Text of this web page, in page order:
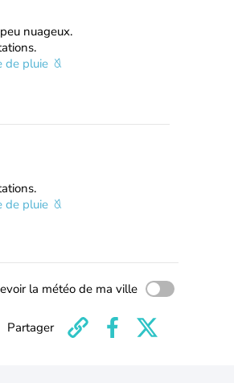
nuageux.
de pluie
de pluie
la météo de ma ville
Partager